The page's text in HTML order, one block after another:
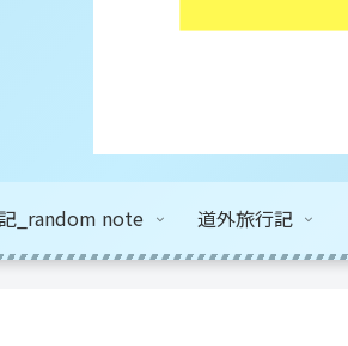
_random note 道外旅行記